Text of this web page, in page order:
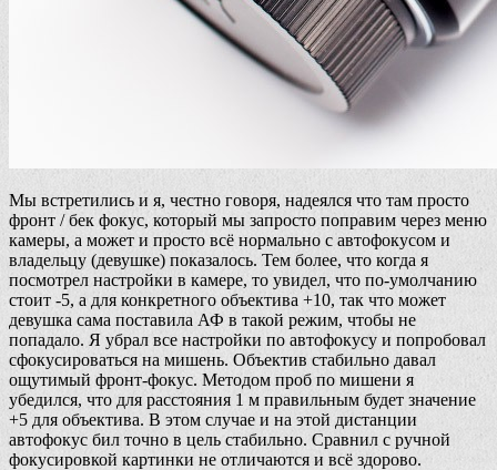
Мы встретились и я, честно говоря, надеялся что там просто
фронт / бек фокус, который мы запросто поправим через меню
камеры, а может и просто всё нормально с автофокусом и
владельцу (девушке) показалось. Тем более, что когда я
посмотрел настройки в камере, то увидел, что по-умолчанию
стоит -5, а для конкретного объектива +10, так что может
девушка сама поставила АФ в такой режим, чтобы не
попадало. Я убрал все настройки по автофокусу и попробовал
сфокусироваться на мишень. Объектив стабильно давал
ощутимый фронт-фокус. Методом проб по мишени я
убедился, что для расстояния 1 м правильным будет значение
+5 для объектива. В этом случае и на этой дистанции
автофокус бил точно в цель стабильно. Сравнил с ручной
фокусировкой картинки не отличаются и всё здорово.